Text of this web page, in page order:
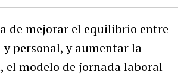
de mejorar el equilibrio entre
personal, y aumentar la
modelo de jornada laboral